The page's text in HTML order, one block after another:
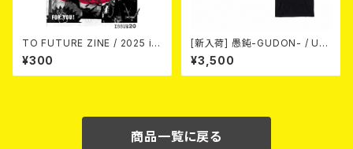
TO FUTURE ZINE / 2025 is
sue 20 (zine)
¥300
[新入荷] 愚鈍-GUDON- / US
TOUR 2026 T-shirt
¥3,500
商品一覧に戻る